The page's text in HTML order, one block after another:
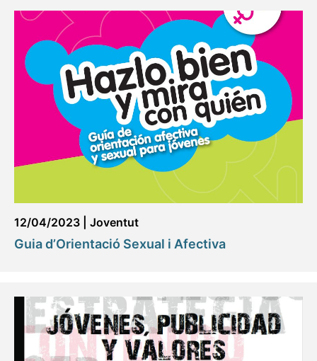
12/04/2023 Joventut
Guia d’Orientació Sexual i Afectiva